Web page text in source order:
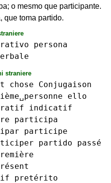
o mesmo que participante.
que toma partido.
persona
straniere
chose
Conjugaison
ello
indicatif
participa
participe
partido
passé
pretérito